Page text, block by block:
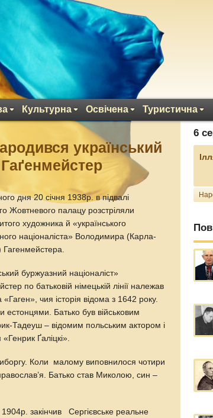
Культурна Освічена Туристична
український
дня 20 січня 1938р. в підвалі
Жовтневого палацу розстріляли
художника й «українського
націоналіста» Володимира (Карла-
Гагенмейстера.
буржуазний націоналіст»
по батьковій німецькій лінії належав
чия історія відома з 1642 року.
естонцями. Батько був військовим
Тадеуш – відомим польським актором і
Ґаліцкі».
Коли малому виповнилося чотири
Батько став Миколою, син –
закінчив Сергієвське реальне
6